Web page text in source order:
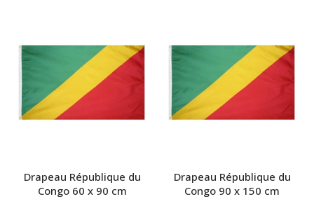
Drapeau République du
Congo 60 x 90 cm
Drapeau République du
Congo 90 x 150 cm